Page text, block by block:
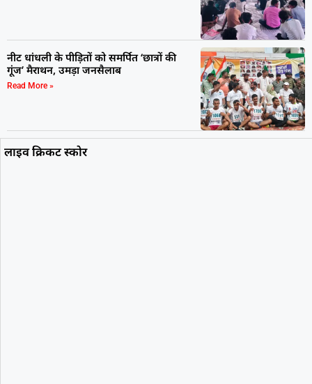
नीट धांधली के पीड़ितों को समर्पित ‘छात्रों की
गूंज’ मैराथन, उमड़ा जनसैलाब
Read More »
लाइव क्रिकट स्कोर